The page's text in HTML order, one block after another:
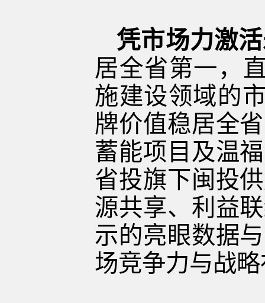
凭市场力激
居全省第一，
施建设领域的
牌价值稳居全
蓄能项目及温
省投旗下闽投
源共享、利益
示的亮眼数据
场竞争力与战